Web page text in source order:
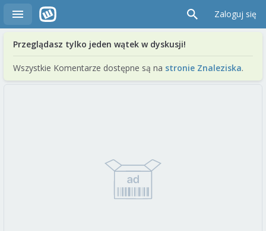
Zaloguj się
Przeglądasz tylko jeden wątek w dyskusji!
Wszystkie Komentarze dostępne są na stronie Znaleziska.